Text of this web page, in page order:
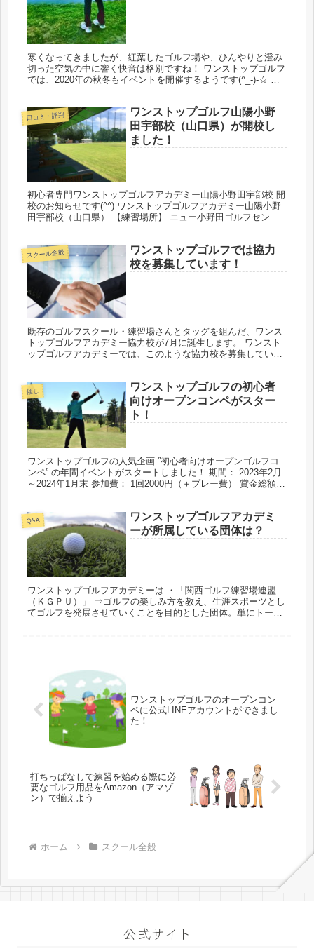
寒くなってきましたが、紅葉したゴルフ場や、ひんやりと澄み
切った空気の中に響く快音は格別ですね！ ワンストップゴルフ
では、2020年の秋冬もイベントを開催するようです(^_-)-☆ ゴ
口コミ・評判
ワンストップゴルフ山陽小野
田宇部校（山口県）が開校し
ました！
初心者専門ワンストップゴルフアカデミー山陽小野田宇部校 開
校のお知らせです(^^) ワンストップゴルフアカデミー山陽小野
田宇部校（山口県） 【練習場所】 ニュー小野田ゴルフセンタ
スクール全般
ワンストップゴルフでは協力
校を募集しています！
既存のゴルフスクール・練習場さんとタッグを組んだ、ワンス
トップゴルフアカデミー協力校が7月に誕生します。 ワンスト
ップゴルフアカデミーでは、このような協力校を募集している
催し
ワンストップゴルフの初心者
向けオープンコンペがスター
ト！
ワンストップゴルフの人気企画 ”初心者向けオープンゴルフコ
ンペ” の年間イベントがスタートしました！ 期間： 2023年2月
～2024年1月末 参加費： 1回2000円（＋プレー費） 賞金総額：
Q&A
ワンストップゴルフアカデミ
ーが所属している団体は？
ワンストップゴルフアカデミーは ・「関西ゴルフ練習場連盟
（ＫＧＰＵ）」 ⇒ゴルフの楽しみ方を教え、生涯スポーツとし
てゴルフを発展させていくことを目的とした団体。単にトーナ
ワンストップゴルフのオープンコン
ペに公式LINEアカウントができまし
た！
打ちっぱなしで練習を始める際に必
要なゴルフ用品をAmazon（アマゾ
ン）で揃えよう
ホーム スクール全般
公式サイト